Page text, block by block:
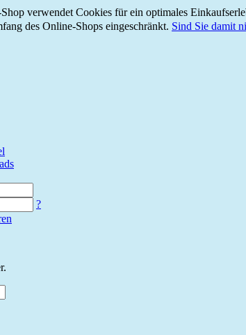
verwendet Cookies für ein optimales
des Online-Shops eingeschränkt. Sind Sie damit
?